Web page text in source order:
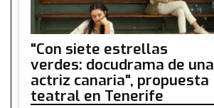
"Con siete estrellas
verdes: docudrama de una
actriz canaria", propuesta
teatral en Tenerife